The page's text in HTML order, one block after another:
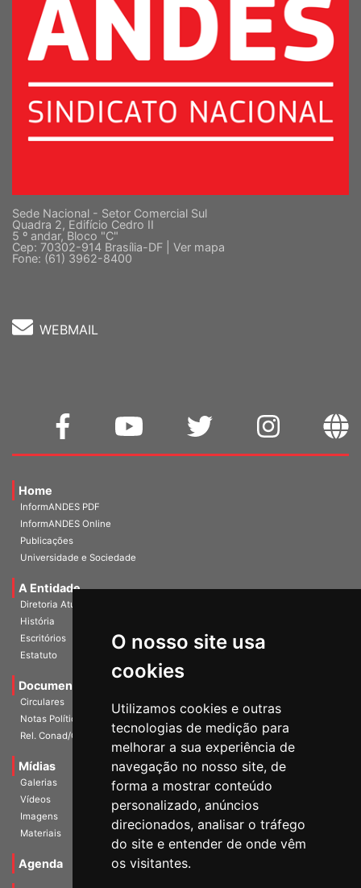
O nosso site usa
cookies
Utilizamos cookies e outras
tecnologias de medição para
melhorar a sua experiência de
navegação no nosso site, de
forma a mostrar conteúdo
personalizado, anúncios
direcionados, analisar o tráfego
do site e entender de onde vêm
os visitantes.
Sede Nacional - Setor Comercial Sul
Quadra 2, Edifício Cedro II
5 º andar, Bloco "C"
Cep: 70302-914 Brasília-DF | Ver mapa
Fone: (61) 3962-8400
WEBMAIL
Home
InformANDES PDF
InformANDES Online
Publicações
Universidade e Sociedade
A Entidade
Diretoria Atual
História
Escritórios
Estatuto
Documentos
Circulares
Notas Políticas
Rel. Conad/Congresso
Mídias
Galerias
Vídeos
Imagens
Materiais
Agenda